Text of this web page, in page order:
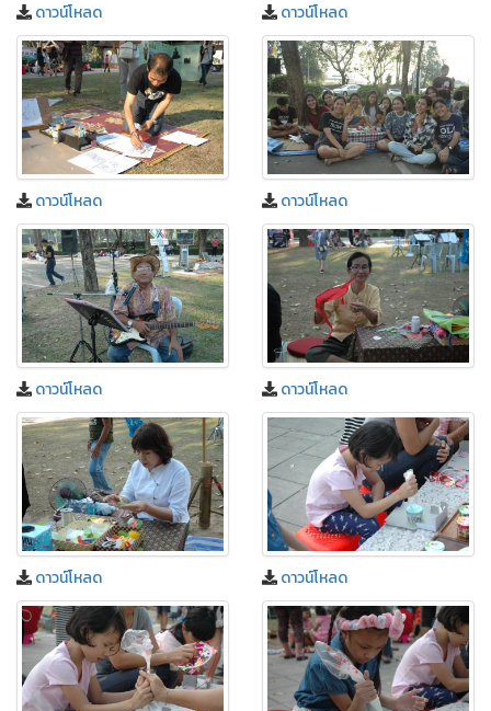
ดาวน์โหลด ดาวน์โหลด
ดาวน์โหลด ดาวน์โหลด
ดาวน์โหลด ดาวน์โหลด
ดาวน์โหลด ดาวน์โหลด